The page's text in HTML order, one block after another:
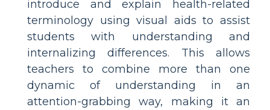
introduce and explain health-related
terminology using visual aids to assist
students with understanding and
internalizing differences. This allows
teachers to combine more than one
dynamic of understanding in an
attention-grabbing way, making it an